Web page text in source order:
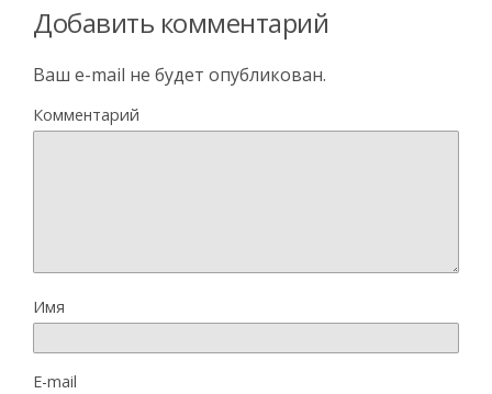
Добавить комментарий
Ваш e-mail не будет опубликован.
Комментарий
Имя
E-mail